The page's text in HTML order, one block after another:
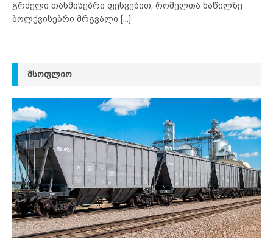
გრძელი თასმისებრი ფესვებით, რომელთა ნაწილზე
ბოლქვისებრი მრგვალი [...]
ᲛᲡᲝᲤᲚᲘᲝ